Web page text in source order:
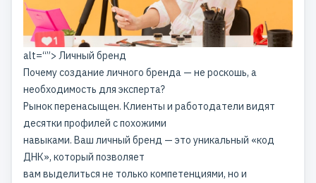
alt=“”> Личный бренд
Почемусоздание личного бренда — не роскошь, а
необходимость для эксперта?
Рынок перенасыщен. Клиенты и работодатели видят
десятки профилей с похожими
навыками. Ваш личный бренд — это уникальный «код
ДНК», который позволяет
вам выделиться не только компетенциями, но и